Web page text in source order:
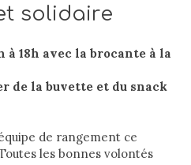
solidaire
à 18h avec la brocante à la
de la buvette et du snack
de rangement ce
les bonnes volontés